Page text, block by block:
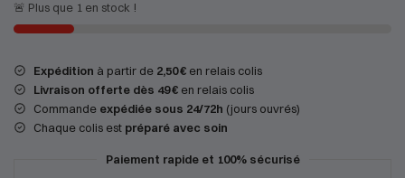
🚨 Plus que 1 en stock !
Expédition à partir de 2,50 € en relais colis
Livraison offerte dès 49 € en relais colis
Commande expédiée sous 24/72h (jours ouvrés)
Chaque colis est préparé avec soin
Paiement rapide et 100% sécurisé